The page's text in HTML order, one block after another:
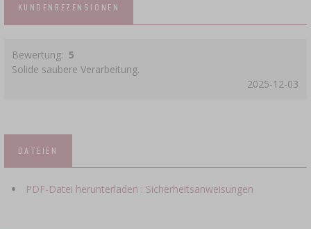
KUNDENREZENSIONEN
Bewertung: 5
Solide saubere Verarbeitung.
2025-12-03
DATEIEN
PDF-Datei herunterladen : Sicherheitsanweisungen